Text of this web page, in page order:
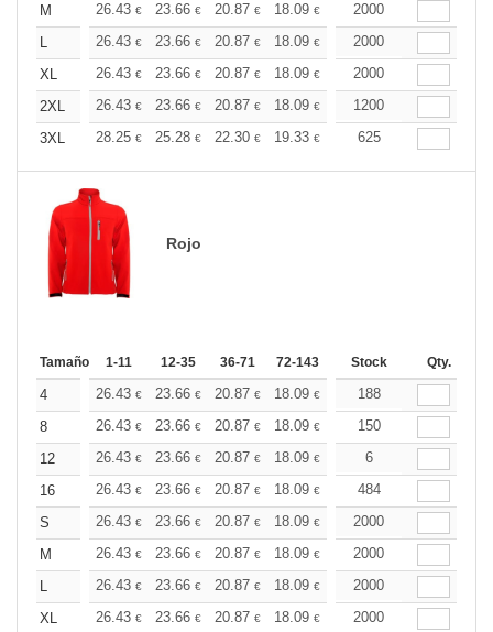
M
26.43 € 23.66 € 20.87 € 18.09 € 16.69€
2000
L
26.43 € 23.66 € 20.87 € 18.09 € 16.69€
2000
XL
26.43 € 23.66 € 20.87 € 18.09 € 16.69€
2000
2XL
26.43 € 23.66 € 20.87 € 18.09 € 16.69€
1200
3XL
28.25 € 25.28 € 22.30 € 19.33 € 17.85€
625
Rojo
Tamaño 1-11 12-35 36-71 72-143 144-287 288 +
Stock Qty.
4 26.43 € 23.66 € 20.87 € 18.09 € 16.69€
188
8
26.43 € 23.66 € 20.87 € 18.09 € 16.69€
150
12
26.43 € 23.66 € 20.87 € 18.09 € 16.69
6
16
26.43 € 23.66 € 20.87 € 18.09 € 16.69€
484
S
26.43 € 23.66 € 20.87 € 18.09 € 16.69€
2000
M
26.43 € 23.66 € 20.87 € 18.09 € 16.69€
2000
L
26.43 € 23.66 € 20.87 € 18.09 € 16.69€
2000
XL
26.43 € 23.66 € 20.87 € 18.09 € 16.69€
2000